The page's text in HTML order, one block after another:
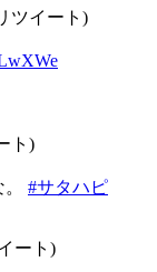
ツイート)
ト)
#サタハピ
ート)